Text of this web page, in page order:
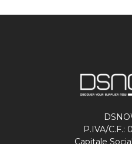
P.IVA/C.F.:
Capitale